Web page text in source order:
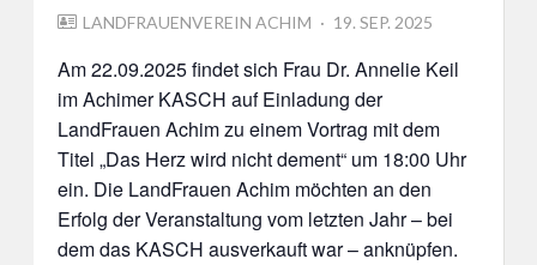
LANDFRAUENVEREIN ACHIM
POSTED
19. SEP. 2025
Am 22.09.2025 findet sich Frau Dr. Annelie Keil
im Achimer KASCH auf Einladung der
LandFrauen Achim zu einem Vortrag mit dem
Titel „Das Herz wird nicht dement“ um 18:00 Uhr
ein. Die LandFrauen Achim möchten an den
Erfolg der Veranstaltung vom letzten Jahr – bei
dem das KASCH ausverkauft war – anknüpfen.